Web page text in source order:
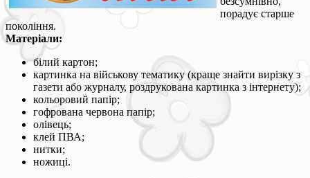
порадує старше
покоління.
Матеріали:
білий картон;
картинка на військову тематику (краще знайти вирізку з
газети або журналу, роздрукована картинка з інтернету);
кольоровий папір;
гофрована червона папір;
олівець;
клей ПВА;
нитки;
ножиці.